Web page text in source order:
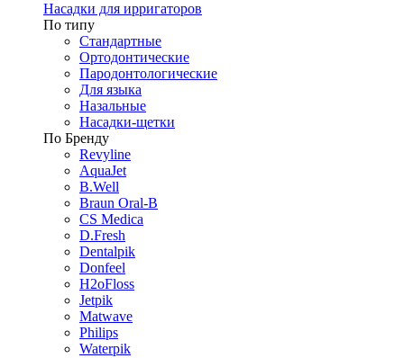
Насадки для ирригаторов
По типу
Стандартные
Ортодонтические
Пародонтологические
Для языка
Назальные
Насадки-щетки
По Бренду
Revyline
AquaJet
B.Well
Braun Oral-B
CS Medica
D.Fresh
Dentalpik
Donfeel
H2oFloss
Jetpik
Matwave
Philips
Waterpik